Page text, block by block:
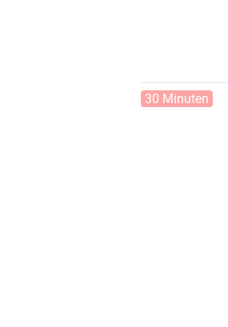
30 Minuten